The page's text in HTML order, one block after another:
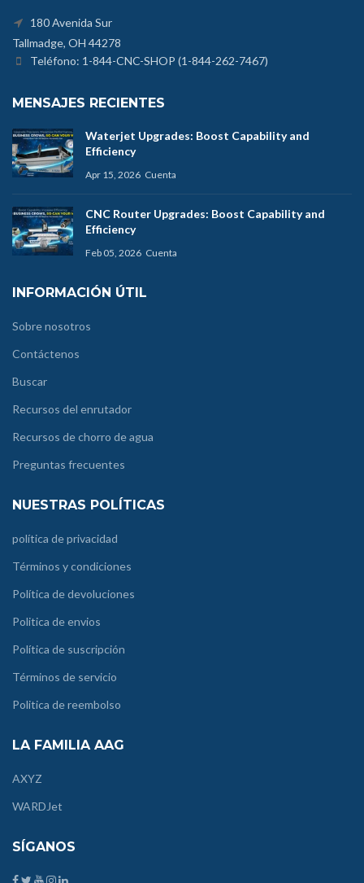
180 Avenida Sur
Tallmadge, OH 44278
Teléfono: 1-844-CNC-SHOP (1-844-262-7467)
MENSAJES RECIENTES
Waterjet Upgrades: Boost Capability and
Efficiency
Apr 15, 2026 Cuenta
CNC Router Upgrades: Boost Capability and
Efficiency
Feb 05, 2026 Cuenta
INFORMACIÓN ÚTIL
Sobre nosotros
Contáctenos
Buscar
Recursos del enrutador
Recursos de chorro de agua
Preguntas frecuentes
NUESTRAS POLÍTICAS
política de privacidad
Términos y condiciones
Política de devoluciones
Politica de envios
Política de suscripción
Términos de servicio
Politica de reembolso
LA FAMILIA AAG
AXYZ
WARDJet
SÍGANOS